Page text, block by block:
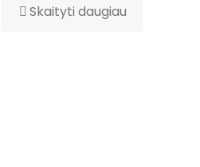
Skaityti daugiau